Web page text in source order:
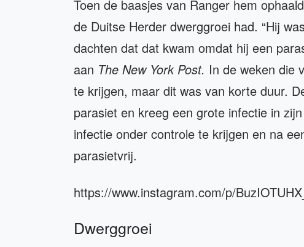
Toen de baasjes van Ranger hem
de Duitse Herder dwerggroei had. “Hij
dachten dat dat kwam omdat hij een
aan The New York Post. In de weken die
te krijgen, maar dit was van korte duur.
parasiet en kreeg een grote infectie in
infectie onder controle te krijgen en na
parasietvrij.
https://www.instagram.com/p/
Dwerggroei